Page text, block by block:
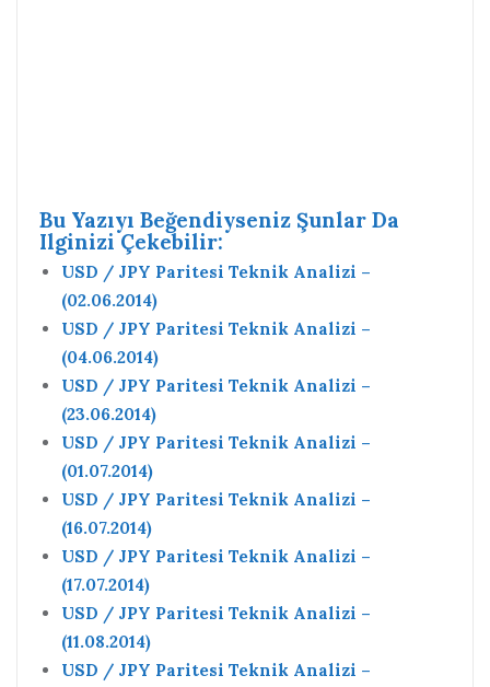
Bu Yazıyı Beğendiyseniz Şunlar Da
Ilginizi Çekebilir:
USD / JPY Paritesi Teknik Analizi –
(02.06.2014)
USD / JPY Paritesi Teknik Analizi –
(04.06.2014)
USD / JPY Paritesi Teknik Analizi –
(23.06.2014)
USD / JPY Paritesi Teknik Analizi –
(01.07.2014)
USD / JPY Paritesi Teknik Analizi –
(16.07.2014)
USD / JPY Paritesi Teknik Analizi –
(17.07.2014)
USD / JPY Paritesi Teknik Analizi –
(11.08.2014)
USD / JPY Paritesi Teknik Analizi –